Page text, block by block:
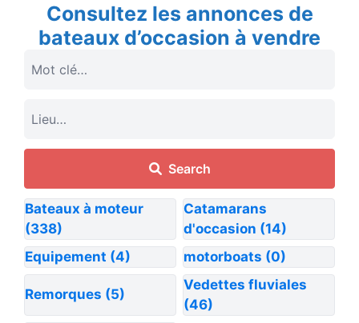
Consultez les annonces de
bateaux d’occasion à vendre
Search
Bateaux à moteur
(338)
Catamarans
d'occasion (14)
Equipement (4) motorboats (0)
Remorques (5)
Vedettes fluviales
(46)